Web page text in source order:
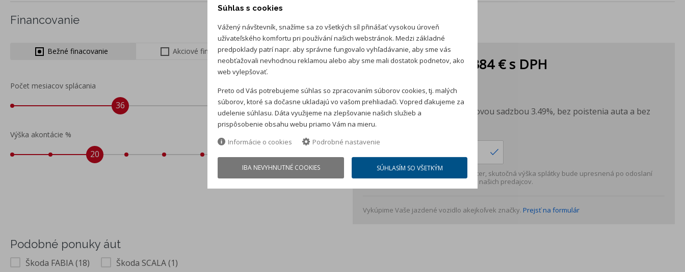
Financovanie
Bežné finacovanie Akciové financovanie (zvýhodnený úrok)
Počet mesiacov splácania
36
Výška akontácie %
20
Mesačná splátka: 384 €s DPH
Akontácia: 3 278 €s DPH
Splátka je kalkulovaná s úrokovou sadzbou 3.49%, bez poistenia auta a bez
spracovateľského poplatku.
Kalkulácia má iba informačný charakter, skutočná výška splátky bude upresnená po odoslaní
kontaktného formulára niektorému z našich predajcov.
Vykúpime Vaše jazdené vozidlo akejkoľvek značky. Prejsť na formulár
Podobné ponuky áut
Škoda FABIA (18) Škoda SCALA (1)
Súhlas s cookies
Vážený návštevník, snažíme sa zo všetkých síl přinášať vysokou úroveň
užívateľského komfortu pri používání našich webstránok. Medzi základné
predpoklady patrí napr. aby správne fungovalo vyhľadávanie, aby sme vás
neobťažovali nevhodnou reklamou alebo aby sme mali dostatok podnetov, ako
web vylepšovať.
Preto od Vás potrebujeme súhlas so zpracovaním súborov cookies, tj. malých
súborov, ktoré sa dočasne ukladajú vo vašom prehliadači. Vopred ďakujeme za
udelenie súhlasu. Dáta využijeme na zlepšovanie našich služieb a
prispôsobenie obsahu webu priamo Vám na mieru.
Informácie o cookies
Podrobné nastavenie
IBA NEVYHNUTNÉ COOKIES SÚHLASÍM SO VŠETKÝM